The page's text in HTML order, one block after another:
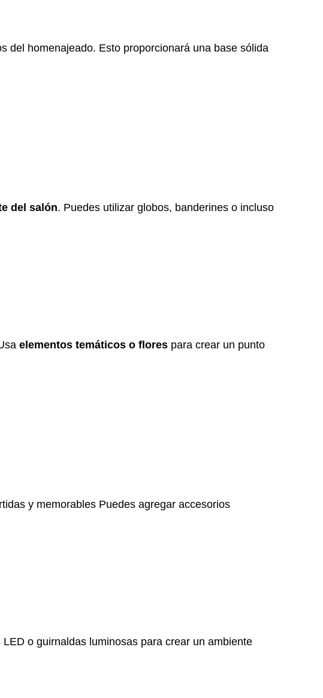
del homenajeado. Esto proporcionará una base sólida
del salón. Puedes utilizar globos, banderines o incluso
elementos temáticos o flores para crear un punto
y memorables Puedes agregar accesorios
LED o guirnaldas luminosas para crear un ambiente